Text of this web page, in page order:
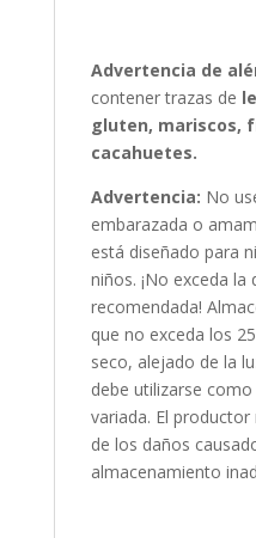
Advertencia de
contener trazas de
gluten, mariscos,
cacahuetes.
Advertencia: No
embarazada o
está diseñado para
niños. ¡No exceda la
recomendada!
que no exceda los
seco, alejado de la
debe utilizarse
variada. El
de los daños
almacenamiento